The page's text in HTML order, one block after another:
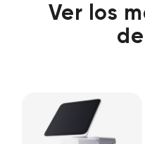
Ver los